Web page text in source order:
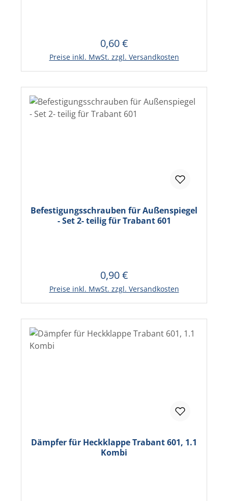
Regulärer Preis:
0,60 €
Preise inkl. MwSt. zzgl. Versandkosten
In den Warenkorb
Befestigungsschrauben für Außenspiegel
- Set 2- teilig für Trabant 601
Regulärer Preis:
0,90 €
Preise inkl. MwSt. zzgl. Versandkosten
In den Warenkorb
Dämpfer für Heckklappe Trabant 601, 1.1
Kombi